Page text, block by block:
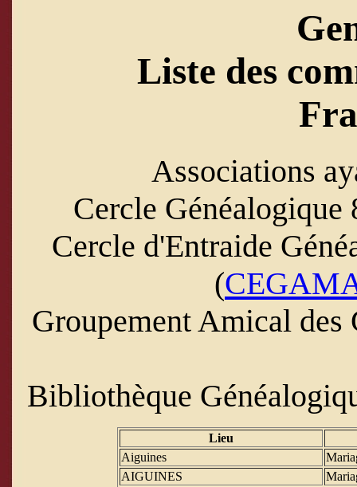
Liste des
Associations
Cercle Généalogique
Cercle d'Entraide
(
Groupement Amical des
Bibliothèque
Lieu
Aiguines
AIGUINES